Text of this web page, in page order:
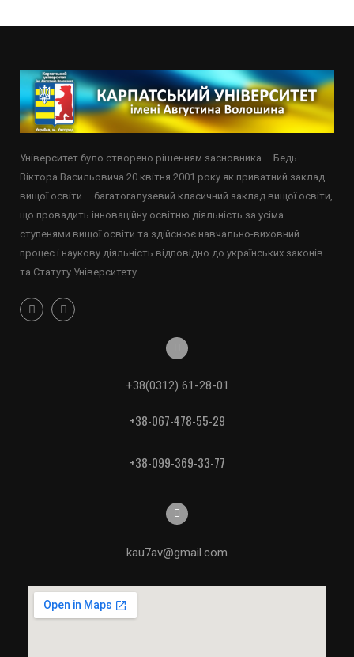
Університет було створено рішенням засновника – Бедь
Віктора Васильовича 20 квітня 2001 року як приватний заклад
вищої освіти – багатогалузевий класичний заклад вищої освіти,
що провадить інноваційну освітню діяльність за усіма
ступенями вищої освіти та здійснює навчально-виховний
процес і наукову діяльність відповідно до українських законів
та Статуту Університету.
+38(0312) 61-28-01
+38-067-478-55-29
+38-099-369-33-77
kau7av@gmail.com